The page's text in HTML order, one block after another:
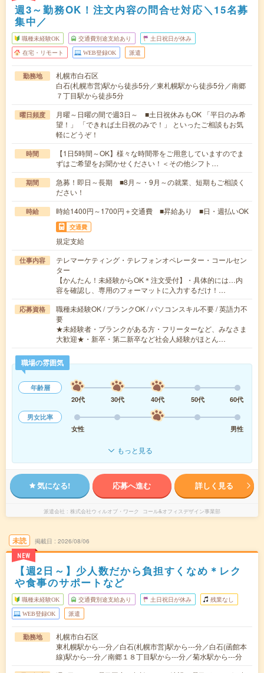
週3～勤務OK！注文内容の問合せ対応＼15名募
集中／
職種未経験OK 交通費別途支給あり 土日祝日が休み
在宅・リモート WEB登録OK 派遣
勤務地
札幌市白石区
白石(札幌市営)駅から徒歩5分／東札幌駅から徒歩5分／南郷
７丁目駅から徒歩5分
曜日頻度
月曜～日曜の間で週3日～ ■土日祝休みもOK 「平日のみ希
望！」 「できれば土日祝のみで！」 といったご相談もお気
軽にどうぞ！
時間
【1日5時間～OK】様々な時間帯をご用意していますのでま
ずはご希望をお聞かせください！＜その他シフト…
期間
急募！即日～長期 ■8月～・9月～の就業、短期もご相談く
ださい！
時給 時給1400円～1700円＋交通費 ■昇給あり ■日・週払いOK
交通費
規定支給
仕事内容
テレマーケティング・テレフォンオペレーター・コールセン
ター
【かんたん！未経験からOK＊注文受付】・具体的には…内
容を確認し、専用のフォーマットに入力するだけ！…
応募資格
職種未経験OK / ブランクOK / パソコンスキル不要 / 英語力不
要
★未経験者・ブランクがある方・フリーターなど、みなさま
大歓迎★・新卒・第二新卒など社会人経験がほとん…
職場の雰囲気
年齢層
20代
30代 40代 50代
60代
男女比率
女性
男性
もっと見る
気になる! 応募へ進む 詳しく見る
派遣会社 株式会社ウィルオブ・ワーク コール&オフィスデザイン事業部
未読
NEW
掲載日 2026/08/06
【週2日～】少人数だから負担すくなめ＊レク
や食事のサポートなど
職種未経験OK 交通費別途支給あり 土日祝日が休み 残業なし
WEB登録OK 派遣
勤務地
札幌市白石区
東札幌駅から---分／白石(札幌市営)駅から---分／白石(函館本
線)駅から---分／南郷１８丁目駅から---分／菊水駅から---分